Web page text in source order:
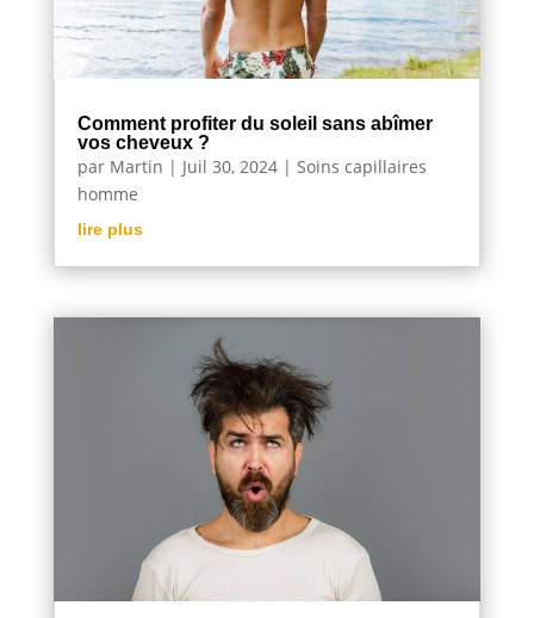
Comment profiter du soleil sans abîmer
vos cheveux ?
par Martin | Juil 30, 2024| Soins capillaires
homme
lire plus